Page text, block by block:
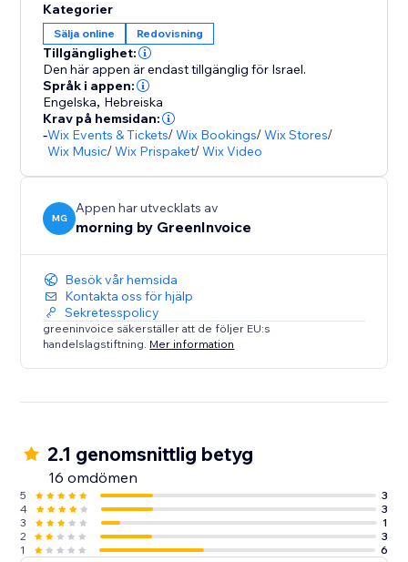
Kategorier
Sälja online Redovisning
Tillgänglighet:
Den här appen är endast tillgänglig för Israel.
Språk i appen:
Engelska, Hebreiska
Krav på hemsidan:
-Wix Events & Tickets/Wix Bookings/Wix Stores/
Wix Music/Wix Prispaket/Wix Video
MG
Appen har utvecklats av
morning by GreenInvoice
Besök vår hemsida
Kontakta oss för hjälp
Sekretesspolicy
greeninvoice säkerställer att de följer EU:s
handelslagstiftning. Mer information
2.1 genomsnittlig betyg
16 omdömen
5
3
4
3
3
1
2
3
1
6